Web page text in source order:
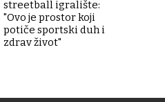
streetball igralište:
"Ovo je prostor koji
potiče sportski duh i
zdrav život"